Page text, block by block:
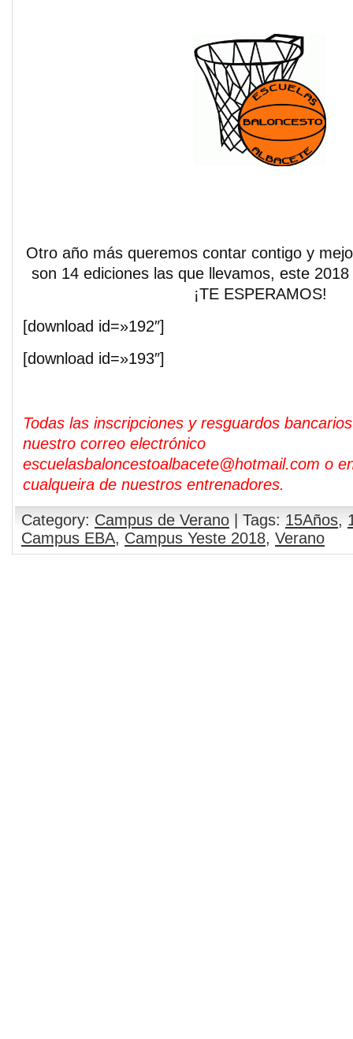
Otro año más queremos contar contigo y
son 14 ediciones las que llevamos, este
¡TE ESPERAMOS!
[download id=»192″]
[download id=»193″]
Todas las inscripciones y resguardos
nuestro correo electrónico
escuelasbaloncestoalbacete@hotmail.com o
cualqueira de nuestros entrenadores.
Category: Campus de Verano | Tags: 15Años,
Campus EBA, Campus Yeste 2018, Verano